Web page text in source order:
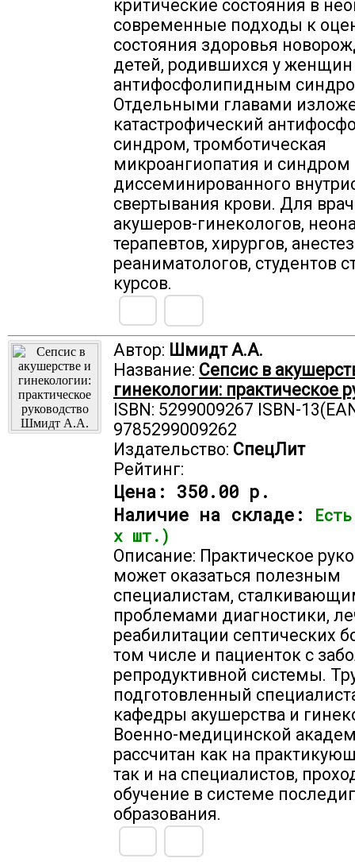
критические состояния в
современные подходы к
состояния здоровья
детей, родившихся у женщин
антифосфолипидным
Отдельными главами
катастрофический
синдром, тромботическая
микроангиопатия и синдром
диссеминированного
свертывания крови. Для
акушеров-гинекологов,
терапевтов, хирургов,
реаниматологов, студентов
курсов.
Автор: Шмидт А.А.
Название: Сепсис в
гинекологии: практическое
ISBN: 5299009267 ISBN-
9785299009262
Издательство: СпецЛит
Рейтинг:
Цена: 350.00 р.
Наличие на складе:
х шт.)
Описание: Практическое
может оказаться полезным
специалистам,
проблемами диагностики,
реабилитации септических
том числе и пациенток с
репродуктивной системы.
подготовленный
кафедры акушерства и
Военно-медицинской
рассчитан как на
так и на специалистов,
обучение в системе
образования.